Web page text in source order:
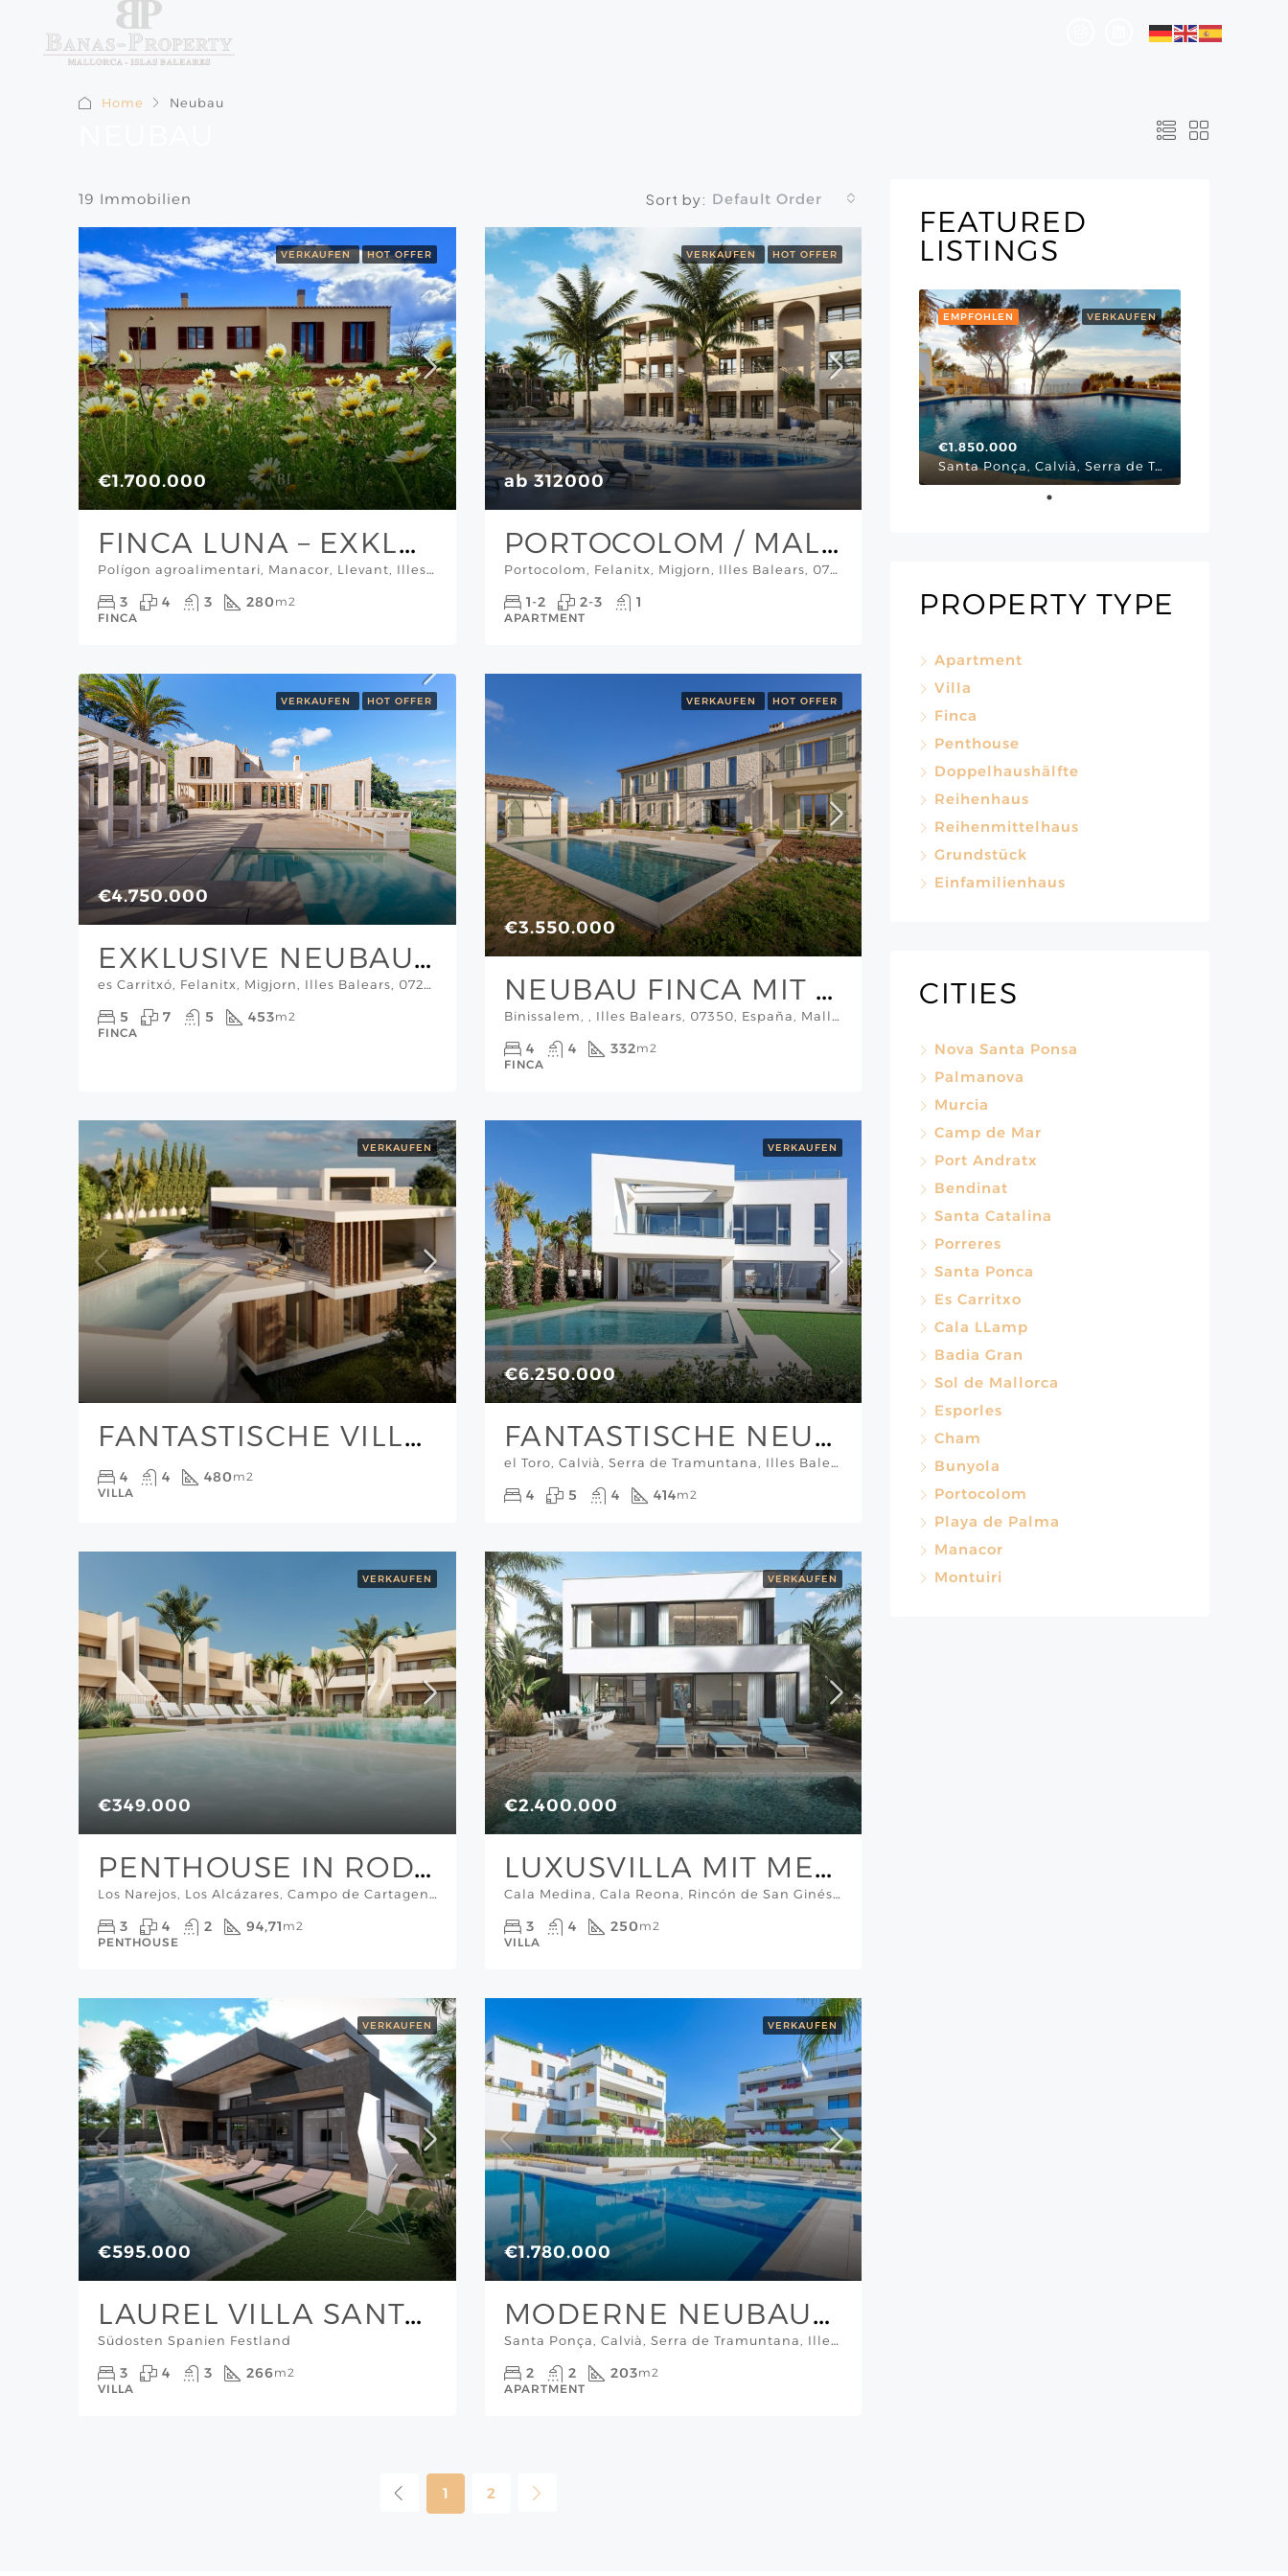
Home Neubau
19 Immobilien Sort by: Default Order
VERKAUFEN HOT OFFER
€1.700.000
FINCA LUNA – EXKLUSIVES WOHNEN IN VOLLENDETER AUTARKIE
Polígon agroalimentari, Manacor, Llevant, Illes Balears, España, Mallorca Inselmitte
3 4 3 280 m2
FINCA
VERKAUFEN HOT OFFER
ab 312000
PORTOCOLOM / MALLORCA
Portocolom, Felanitx, Migjorn, Illes Balears, 07670, España, Mallorca Süd-Ost
1-2 2-3 1
APARTMENT
VERKAUFEN HOT OFFER
€4.750.000
EXKLUSIVE NEUBAU-FINCA MIT INFINITY-POOL UND PANORAMABLICK
es Carritxó, Felanitx, Migjorn, Illes Balears, 07208, España, Mallorca Inselmitte, Mallorca Süd-Ost
5 7 5 453m2
FINCA
VERKAUFEN HOT OFFER
€3.550.000
NEUBAU FINCA MIT EIGENEM WEINFELD
Binissalem, , Illes Balears, 07350, España, Mallorca Inselmitte
4 4 332m2
FINCA
VERKAUFEN
FANTASTISCHE VILLA IN HERVORRAGENDER LAGE FUSSLÄUFIG ZUM STRAND
4 4 480 m2
VILLA
VERKAUFEN
€6.250.000
FANTASTISCHE NEUBAUVILLA IN ERSTER LINIE MEER EL TORO/PORT ADRIANO
el Toro, Calvià, Serra de Tramuntana, Illes Balears, 07180, España, Mallorca Südwesten
4 5 4 414m2
VERKAUFEN
€349.000
PENTHOUSE IN RODA GOLF & BEACH RESORT
Los Narejos, Los Alcázares, Campo de Cartagena y Mar Menor, Región de Murcia, España, Südosten Spanien Festland
3 4 2 94,71 m2
PENTHOUSE
VERKAUFEN
€2.400.000
LUXUSVILLA MIT MEERBLICK UND NUR WENIGE METER VOM STRAND ENTFERNT REGION MURCIA
Cala Medina, Cala Reona, Rincón de San Ginés, Cartagena, Campo de Cartagena y Mar Menor, Región de Murcia, España, Südosten Spanien Festland
3 4 250 m2
VILLA
VERKAUFEN
€595.000
LAUREL VILLA SANTA ROSALIA
Südosten Spanien Festland
3 4 3 266m2
VILLA
VERKAUFEN
€1.780.000
MODERNE NEUBAUWOHNUNG MIT MEERBLICK IN EXKLUSIVER ANLAGE
Santa Ponça, Calvià, Serra de Tramuntana, Illes Balears, 07180, España, Mallorca Südwesten
2 2 203m2
APARTMENT
1 2
FEATURED
LISTINGS
VERKAUFEN
EMPFOHLEN
€1.850.000
Santa Ponça, Calvià, Serra de Tramuntana, Illes Balears, 07180, España, Via Cornissa, Mallorca Südwesten
PROPERTY TYPE
Apartment
Villa
Finca
Penthouse
Doppelhaushälfte
Reihenhaus
Reihenmittelhaus
Grundstück
Einfamilienhaus
CITIES
Nova Santa Ponsa
Palmanova
Murcia
Camp de Mar
Port Andratx
Bendinat
Santa Catalina
Porreres
Santa Ponca
Es Carritxo
Cala LLamp
Badia Gran
Sol de Mallorca
Esporles
Cham
Bunyola
Portocolom
Playa de Palma
Manacor
Montuiri